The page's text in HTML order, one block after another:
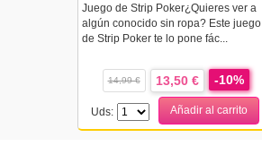
Juego de Strip Poker¿Quieres ver a
algún conocido sin ropa? Este juego
de Strip Poker te lo pone fác...
14,99 € 13,50 € -10%
Uds: Añadir al carrito